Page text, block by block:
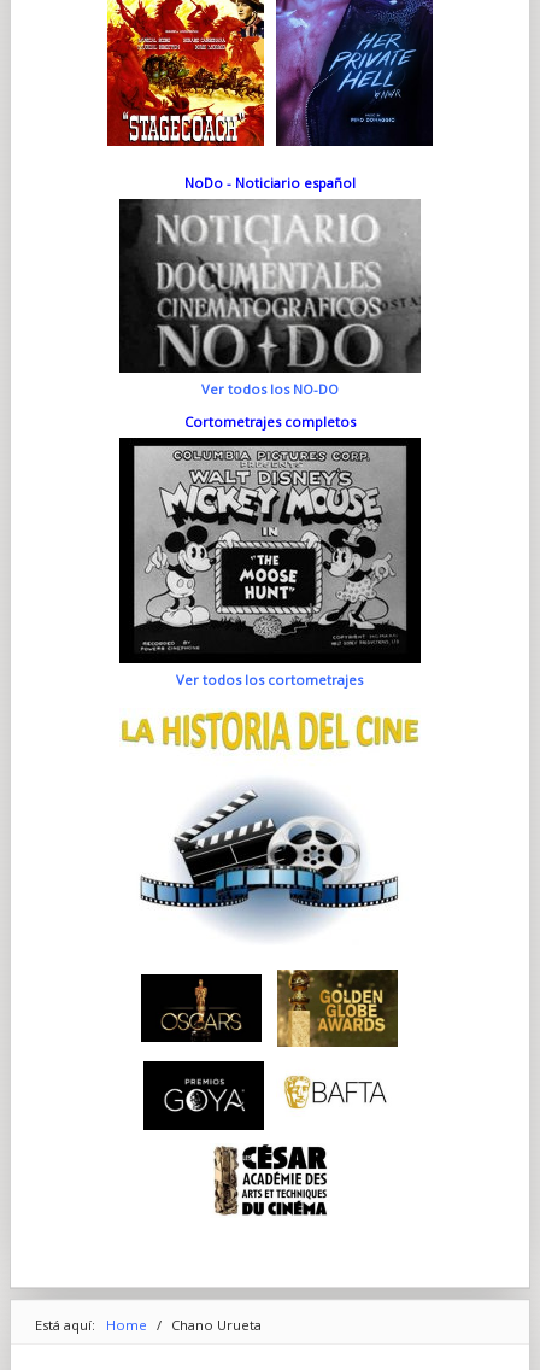
NoDo - Noticiario español
Ver todos los NO-DO
Cortometrajes completos
Ver todos los cortometrajes
Está aquí: Home / Chano Urueta